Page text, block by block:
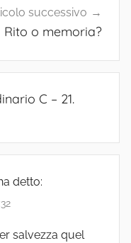
successivo
Rito o memoria?
C – 21.
detto:
salvezza quel